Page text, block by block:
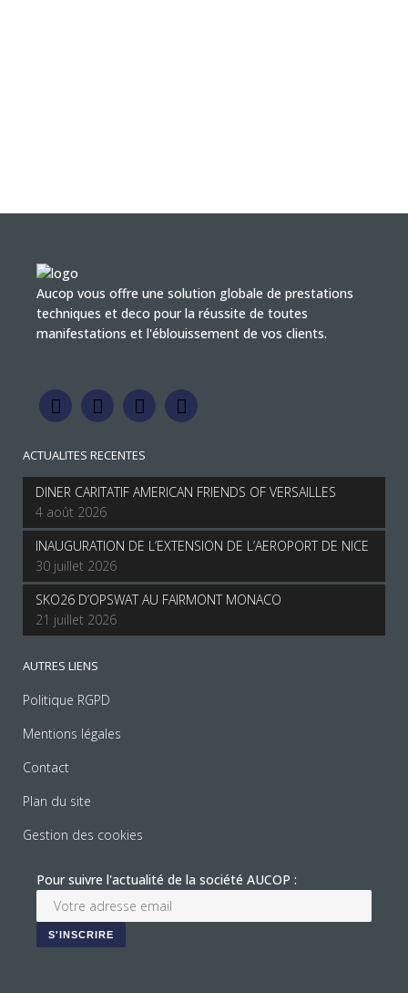
Aucop vous offre une solution globale de prestations
techniques et deco pour la réussite de toutes
manifestations et l'éblouissement de vos clients.
ACTUALITES RECENTES
DINER CARITATIF AMERICAN FRIENDS OF VERSAILLES
4 août 2026
INAUGURATION DE L’EXTENSION DE L’AEROPORT DE NICE
30 juillet 2026
SKO26 D’OPSWAT AU FAIRMONT MONACO
21 juillet 2026
AUTRES LIENS
Politique RGPD
Mentions légales
Contact
Plan du site
Gestion des cookies
Pour suivre l'actualité de la société AUCOP :